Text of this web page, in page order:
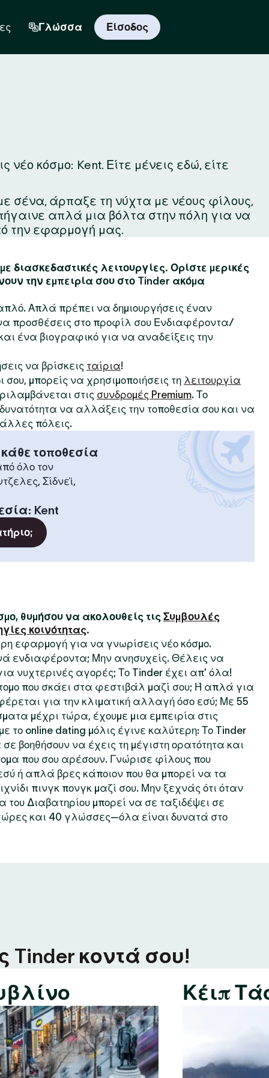
Γλώσσα Είσοδος
κόσμο: Kent. Είτε μένεις εδώ, είτε
σένα, άρπαξε τη νύχτα με νέους φίλους,
απλά μια βόλτα στην πόλη για να
την εφαρμογή μας.
διασκεδαστικές λειτουργίες. Ορίστε μερικές
την εμπειρία σου στο Tinder ακόμα
Απλά πρέπει να δημιουργήσεις έναν
προσθέσεις στο προφίλ σου Ενδιαφέροντα/
ένα βιογραφικό για να αναδείξεις την
να βρίσκεις ταίρια!
σου, μπορείς να χρησιμοποιήσεις τη λειτουργία
στις συνδρομές Premium. Το
δυνατότητα να αλλάξεις την τοποθεσία σου και να
πόλεις.
τοποθεσία
όλο τον
Σίδνεϊ,
: Kent
θυμήσου να ακολουθείς τις Συμβουλές
κοινότητας.
εφαρμογή για να γνωρίσεις νέο κόσμο.
ενδιαφέροντα; Μην ανησυχείς. Θέλεις να
νυχτερινές αγορές; Το Tinder έχει απ' όλα!
που σκάει στα φεστιβάλ μαζί σου; Ή απλά για
για την κλιματική αλλαγή όσο εσύ; Με 55
μέχρι τώρα, έχουμε μια εμπειρία στις
το online dating μόλις έγινε καλύτερη: Το Tinder
βοηθήσουν να έχεις τη μέγιστη ορατότητα και
που σου αρέσουν. Γνώρισε φίλους που
ή απλά βρες κάποιον που θα μπορεί να τα
πινγκ πονγκ μαζί σου. Μην ξεχνάς ότι όταν
του Διαβατηρίου μπορεί να σε ταξιδέψει σε
και 40 γλώσσες—όλα είναι δυνατά στο
Tinder κοντά σου!
Κέιπ